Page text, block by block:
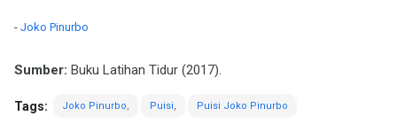
- Joko Pinurbo
Sumber: Buku Latihan Tidur (2017).
Tags: Joko Pinurbo Puisi Puisi Joko Pinurbo